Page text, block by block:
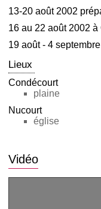
13-20 août 2002
16 au 22 août 2002
19 août - 4
Lieux
Condécourt
plaine
Nucourt
église
Vidéo